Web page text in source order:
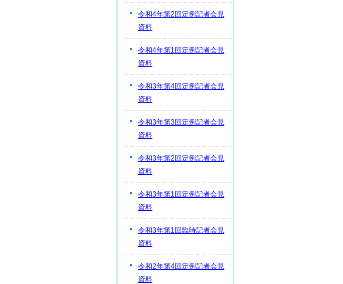
令和4年第2回定例記者会見
資料
令和4年第1回定例記者会見
資料
令和3年第4回定例記者会見
資料
令和3年第3回定例記者会見
資料
令和3年第2回定例記者会見
資料
令和3年第1回定例記者会見
資料
令和3年第1回臨時記者会見
資料
令和2年第4回定例記者会見
資料